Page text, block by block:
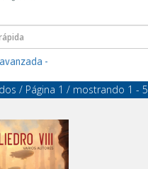
-
/ Página 1 / mostrando 1 - 5